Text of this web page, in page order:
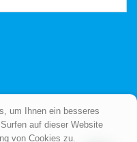
um Ihnen ein besseres
auf dieser Website
von Cookies zu.